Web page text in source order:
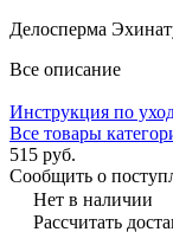
Делосперма
Все описание
Инструкция по
Все товары
515 руб.
Сообщить о
Нет в наличии
Рассчитать